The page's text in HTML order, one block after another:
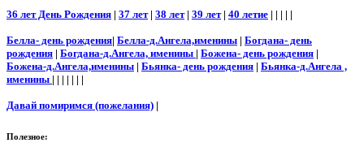
36 лет День Рождения | 37 лет| 38 лет| 39 лет| 40 летие | | | | |
Белла- день рождения| Белла-д.Ангела,именины | Богдана- день
рождения | Богдана-д.Ангела, именины | Божена- день рождения |
Божена-д.Ангела,именины | Бьянка- день рождения | Бьянка-д.Ангела ,
именины | | | | | | |
Давай помиримся (пожелания) |
Полезное: